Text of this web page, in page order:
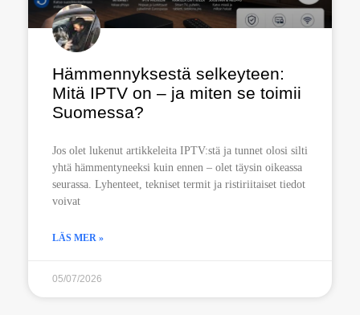
Hämmennyksestä selkeyteen:
Mitä IPTV on – ja miten se toimii
Suomessa?
Jos olet lukenut artikkeleita IPTV:stä ja tunnet olosi silti
yhtä hämmentyneeksi kuin ennen – olet täysin oikeassa
seurassa. Lyhenteet, tekniset termit ja ristiriitaiset tiedot
voivat
LÄS MER »
05/07/2026